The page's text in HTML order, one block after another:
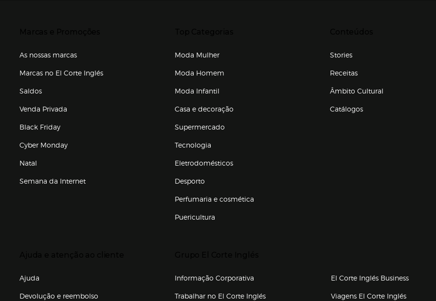
As nossas marcas
Marcas no El Corte Inglés
Saldos
Venda Privada
Black Friday
Cyber Monday
Natal
Semana da Internet
Moda Mulher
Moda Homem
Moda Infantil
Casa e decoração
Supermercado
Tecnologia
Eletrodomésticos
Desporto
Perfumaria e cosmética
Puericultura
Stories
Receitas
Âmbito Cultural
Catálogos
Ajuda
Devolução e reembolso
Informação Corporativa
Trabalhar no El Corte Inglés(abre en nueva ventana)
El Corte Inglés Business
Viagens El Corte Inglés(abre en